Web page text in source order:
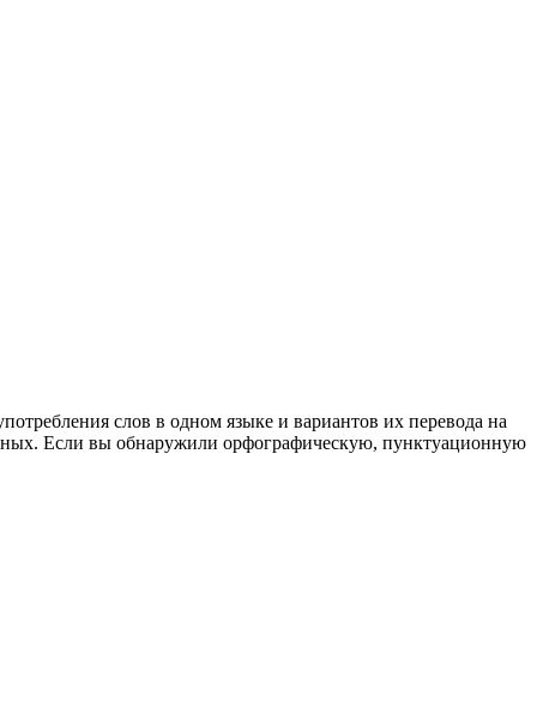
слов в одном языке и вариантов их перевода на
Если вы обнаружили орфографическую, пунктуационную